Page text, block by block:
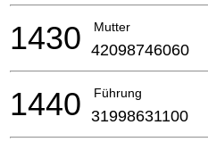
Mutter
1430 42098746060
Führung
1440 31998631100